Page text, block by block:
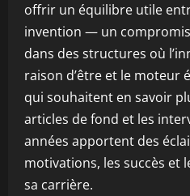
offrir un équilibre utile
invention — un
dans des structures où
raison d’être et le moteur
qui souhaitent en savoir
articles de fond et les
années apportent des
motivations, les succès et
sa carrière.